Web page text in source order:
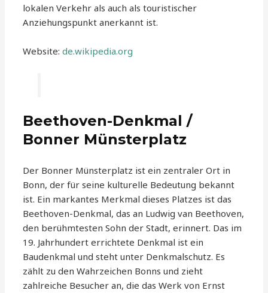
lokalen Verkehr als auch als touristischer
Anziehungspunkt anerkannt ist.
Website:de.wikipedia.org
Beethoven-Denkmal /
Bonner Münsterplatz
Der Bonner Münsterplatz ist ein zentraler Ort in
Bonn, der für seine kulturelle Bedeutung bekannt
ist. Ein markantes Merkmal dieses Platzes ist das
Beethoven-Denkmal, das an Ludwig van Beethoven,
den berühmtesten Sohn der Stadt, erinnert. Das im
19. Jahrhundert errichtete Denkmal ist ein
Baudenkmal und steht unter Denkmalschutz. Es
zählt zu den Wahrzeichen Bonns und zieht
zahlreiche Besucher an, die das Werk von Ernst